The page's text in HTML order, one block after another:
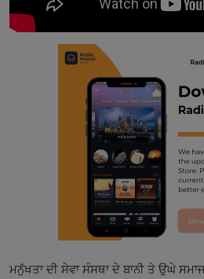
ਮਨੁੱਖਤਾ ਦੀ ਸੇਵਾ ਸੰਸਥਾ ਦੇ ਬਾਨੀ ਤੇ ਉਘੇ